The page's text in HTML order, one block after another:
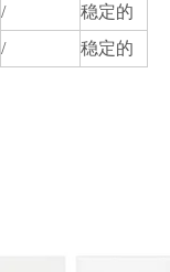
/
稳定的
/ 稳定的